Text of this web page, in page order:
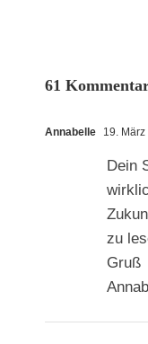
61
Annabelle 19.
Dein
zu
Gruß